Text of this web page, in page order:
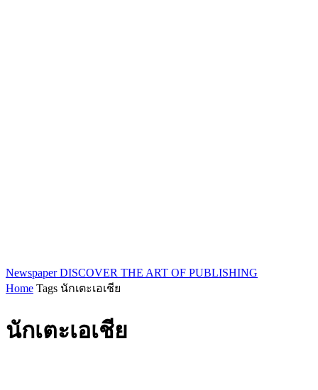
Newspaper DISCOVER THE ART OF PUBLISHING
Home Tags นักเตะเอเชีย
นักเตะเอเชีย